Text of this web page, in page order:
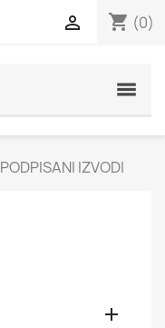
shopping_cart (0)

PODPISANI IZVODI
